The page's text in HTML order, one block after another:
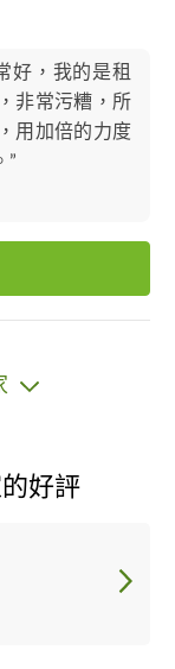
好，我的是租
非常污糟，所
用加倍的力度
”
好評